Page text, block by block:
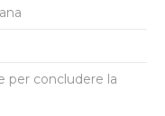
per concludere la